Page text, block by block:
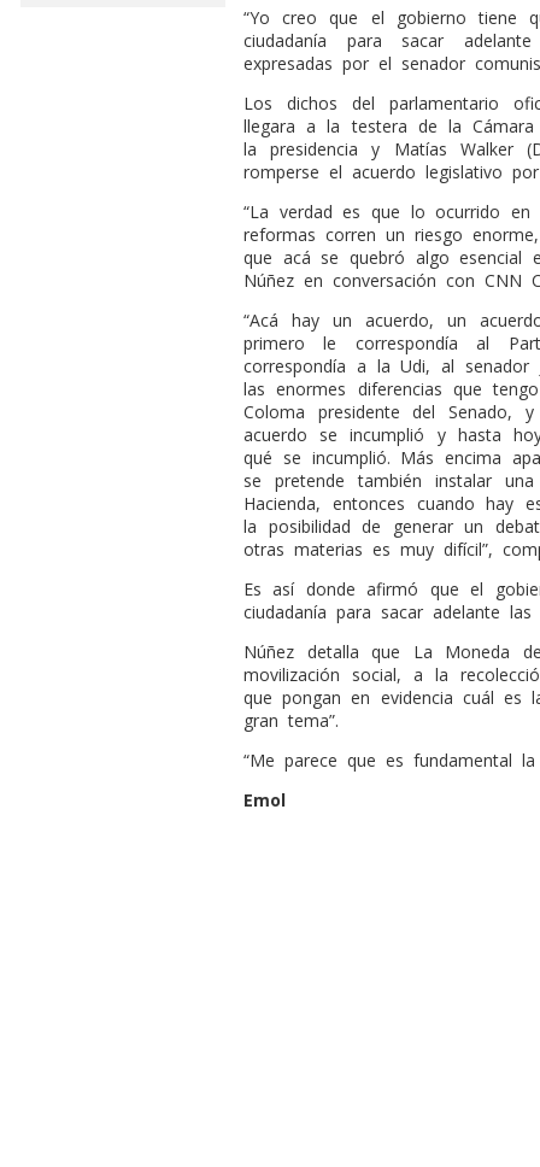
“Yo creo que el gobierno tiene
ciudadanía para sacar
expresadas por el senador
Los dichos del parlamentario
llegara a la testera de la
la presidencia y Matías Walker
romperse el acuerdo legislativo
“La verdad es que lo ocurrido
reformas corren un riesgo
que acá se quebró algo esencial
Núñez en conversación con CNN
“Acá hay un acuerdo, un
primero le correspondía al
correspondía a la Udi, al
las enormes diferencias que
Coloma presidente del Senado,
acuerdo se incumplió y hasta
qué se incumplió. Más encima
se pretende también instalar
Hacienda, entonces cuando hay
la posibilidad de generar un
otras materias es muy difícil”,
Es así donde afirmó que el
ciudadanía para sacar adelante las
Núñez detalla que La Moneda
movilización social, a la
que pongan en evidencia cuál es
gran tema”.
“Me parece que es fundamental
Emol